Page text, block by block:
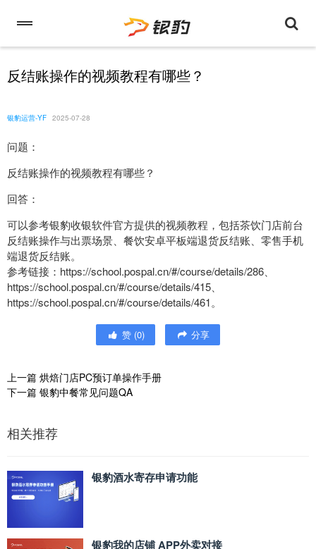
反结账操作的视频教程有哪些？
银豹运营-YF 2025-07-28
问题：
反结账操作的视频教程有哪些？
回答：
可以参考银豹收银软件官方提供的视频教程，包括茶饮门店前台
反结账操作与出票场景、餐饮安卓平板端退货反结账、零售手机
端退货反结账。
参考链接：https://school.pospal.cn/#/course/details/286、
https://school.pospal.cn/#/course/details/415、
https://school.pospal.cn/#/course/details/461。
赞 (0) 分享
上一篇 烘焙门店PC预订单操作手册
下一篇 银豹中餐常见问题QA
相关推荐
银豹酒水寄存申请功能
银豹我的店铺 APP外卖对接